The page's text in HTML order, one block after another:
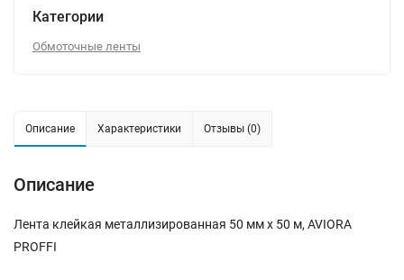
Категории
Обмоточные ленты
Описание Характеристики Отзывы (0)
Описание
Лента клейкая металлизированная 50 мм x 50 м, AVIORA
PROFFI